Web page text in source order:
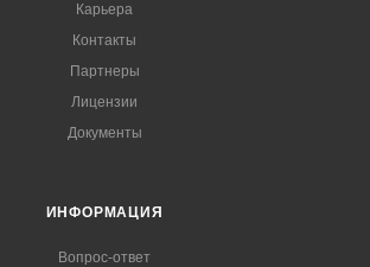
Карьера
Контакты
Партнеры
Лицензии
Документы
ИНФОРМАЦИЯ
Вопрос-ответ